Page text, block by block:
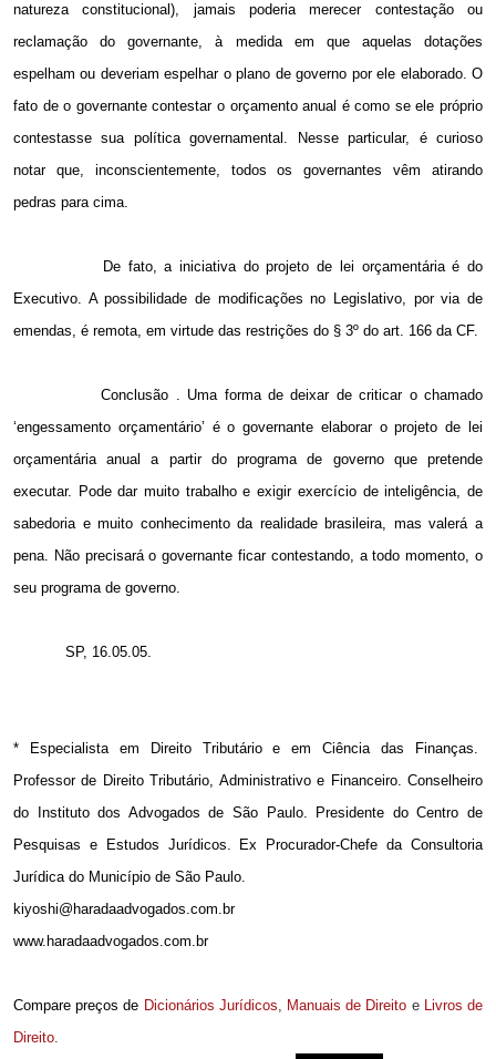
natureza constitucional), jamais poderia merecer contestação ou
reclamação do governante, à medida em que aquelas dotações
espelham ou deveriam espelhar o plano de governo por ele elaborado. O
fato de o governante contestar o orçamento anual é como se ele próprio
contestasse sua política governamental. Nesse particular, é curioso
notar que, inconscientemente, todos os governantes vêm atirando
pedras para cima.
De fato, a iniciativa do projeto de lei orçamentária é do
Executivo. A possibilidade de modificações no Legislativo, por via de
emendas, é remota, em virtude das restrições do § 3º do art. 166 da CF.
Conclusão . Uma forma de deixar de criticar o chamado
‘engessamento orçamentário’ é o governante elaborar o projeto de lei
orçamentária anual a partir do programa de governo que pretende
executar. Pode dar muito trabalho e exigir exercício de inteligência, de
sabedoria e muito conhecimento da realidade brasileira, mas valerá a
pena. Não precisará o governante ficar contestando, a todo momento, o
seu programa de governo.
SP, 16.05.05.
* Especialista em Direito Tributário e em Ciência das Finanças.
Professor de Direito Tributário, Administrativo e Financeiro. Conselheiro
do Instituto dos Advogados de São Paulo. Presidente do Centro de
Pesquisas e Estudos Jurídicos. Ex Procurador-Chefe da Consultoria
Jurídica do Município de São Paulo.
kiyoshi@haradaadvogados.com.br
www.haradaadvogados.com.br
Compare preços de Dicionários Jurídicos, Manuais de Direito e Livros de
Direito.